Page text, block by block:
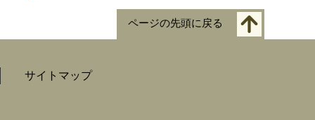
ページの先頭に戻る
サイトマップ